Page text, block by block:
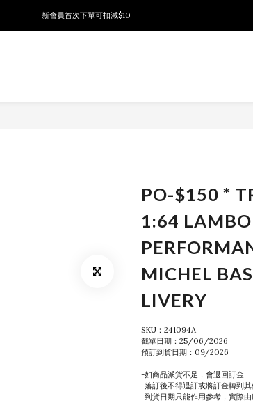
新會員首次下單可扣減$10
新會員首次下單可扣減$10
PO-$150 *
1:64
MICHEL
LIVERY
SKU：241094A
截單日期：25/06/2026
預訂到貨日期：09/2026
-如商品派貨不足，會退回訂金
-落訂後不得退訂或將訂金轉到
-到貨日期只能作用參考，實際由